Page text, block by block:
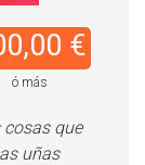
€
ó más
que
uñas